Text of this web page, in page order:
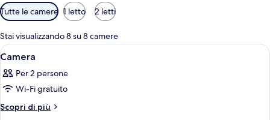
Filtri
disponibili
per
le
camere
Tutte le camere 1 letto 2 letti
Stai visualizzando 8 su 8 camere
Apri
tutte
le
foto
per
Una camera d'albergo con un letto,
6
Camera
Per 2 persone
Wi-Fi gratuito
Scopri di più
Altri